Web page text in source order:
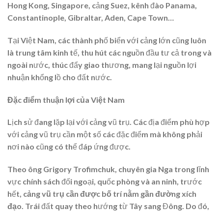
Hong Kong, Singapore, cảng Suez, kênh đào Panama,
Constantinople, Gibraltar, Aden, Cape Town…
Tại Việt Nam, các thành phố biển với cảng lớn cũng luôn
là trung tâm kinh tế, thu hút các nguồn đầu tư cả trong và
ngoài nước, thúc đẩy giao thương, mang lại nguồn lợi
nhuận khổng lồ cho đất nước.
Đặc điểm thuận lợi của Việt Nam
Lịch sử đang lặp lại với cảng vũ trụ. Các địa điểm phù hợp
với cảng vũ trụ cần một số các đặc điểm mà không phải
nơi nào cũng có thể đáp ứng được.
Theo ông Grigory Trofimchuk, chuyên gia Nga trong lĩnh
vực chính sách đối ngoại, quốc phòng và an ninh, trước
hết, cảng vũ trụ cần được bố trí nằm gần đường xích
đạo. Trái đất quay theo hướng từ Tây sang Đông. Do đó,